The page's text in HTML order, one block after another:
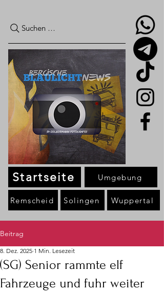
Suchen …
Startseite
Remscheid Solingen Wuppertal
Umgebung
Beitrag
(SG) Senior rammte elf
Fahrzeuge und fuhr weiter
8. Dez. 2025 1 Min. Lesezeit